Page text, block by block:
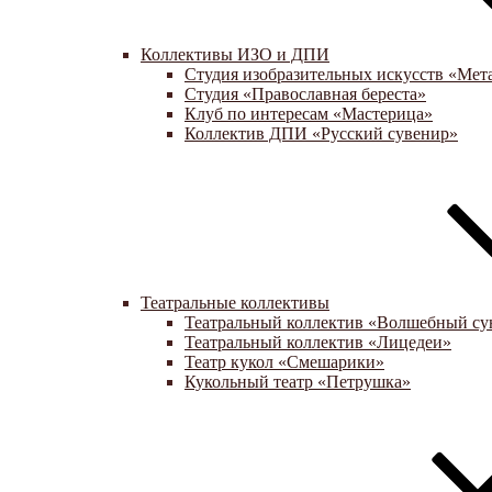
Коллективы ИЗО и ДПИ
Студия изобразительных искусств
Студия «Православная береста»
Клуб по интересам «Мастерица»
Коллектив ДПИ «Русский сувенир»
Театральные коллективы
Театральный коллектив «Волшебный
Театральный коллектив «Лицедеи»
Театр кукол «Смешарики»
Кукольный театр «Петрушка»